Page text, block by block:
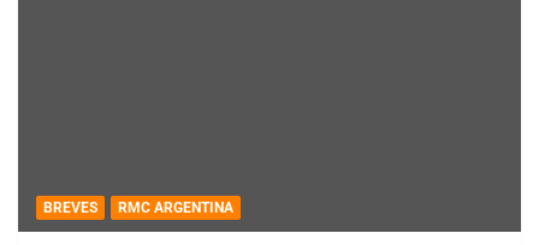
BREVES RMC ARGENTINA
COBERTURA ESPECIAL DE E-KART.COM.AR
08/09-AGO